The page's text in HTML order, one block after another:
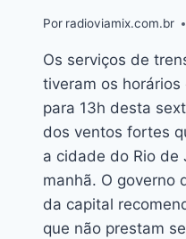
Por radioviamix.com.br
Os serviços de
tiveram os
para 13h desta
dos ventos fortes
a cidade do Rio de
manhã. O governo
da capital
que não prestam